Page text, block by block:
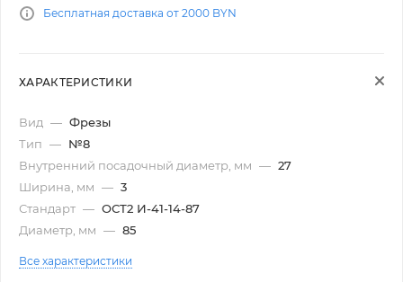
Бесплатная доставка от 2000 BYN
ХАРАКТЕРИСТИКИ
Вид — Фрезы
Тип — №8
Внутренний посадочный диаметр, мм — 27
Ширина, мм — 3
Стандарт — ОСТ2 И-41-14-87
Диаметр, мм — 85
Все характеристики